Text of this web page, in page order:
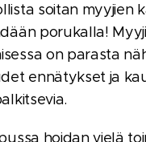
soitan myyjien
porukalla!
on parasta
ennätykset ja
hoidan vielä